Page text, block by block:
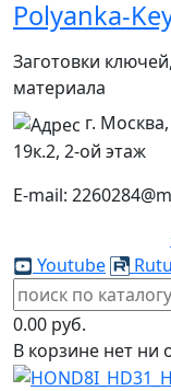
Polyanka-
Заготовки
материала
г.
19к.2, 2-ой этаж
E-mail:
Youtube
0.00 руб.
В корзине нет ни